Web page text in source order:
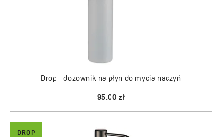
Drop - dozownik na płyn do mycia naczyń
95.00 zł
DROP